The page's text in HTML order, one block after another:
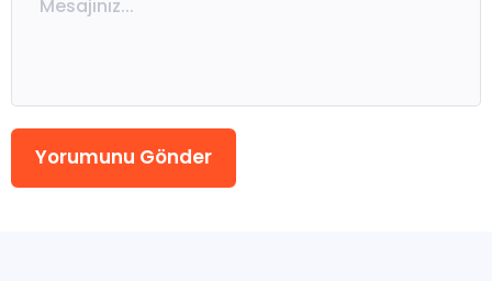
Yorumunu Gönder